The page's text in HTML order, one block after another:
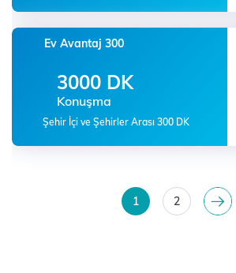
Ev Avantaj 300
3000 DK
Konuşma
Şehir İçi ve Şehirler Arası 300 DK
1 2 >